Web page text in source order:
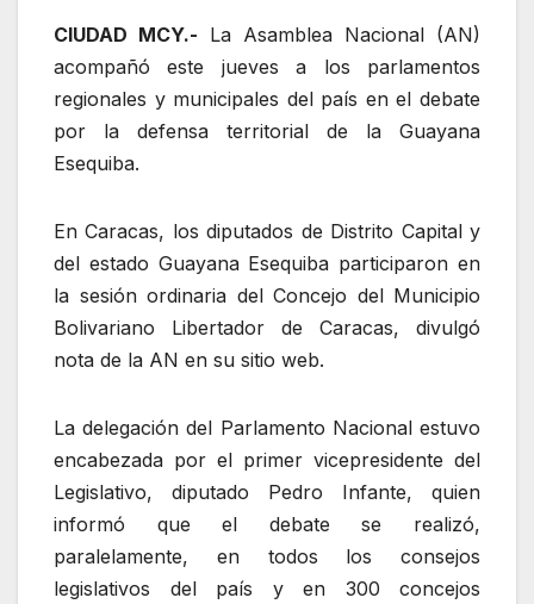
CIUDAD MCY.- La Asamblea Nacional (AN)
acompañó este jueves a los parlamentos
regionales y municipales del país en el debate
por la defensa territorial de la Guayana
Esequiba.
En Caracas, los diputados de Distrito Capital y
del estado Guayana Esequiba participaron en
la sesión ordinaria del Concejo del Municipio
Bolivariano Libertador de Caracas, divulgó
nota de la AN en su sitio web.
La delegación del Parlamento Nacional estuvo
encabezada por el primer vicepresidente del
Legislativo, diputado Pedro Infante, quien
informó que el debate se realizó,
paralelamente, en todos los consejos
legislativos del país y en 300 concejos